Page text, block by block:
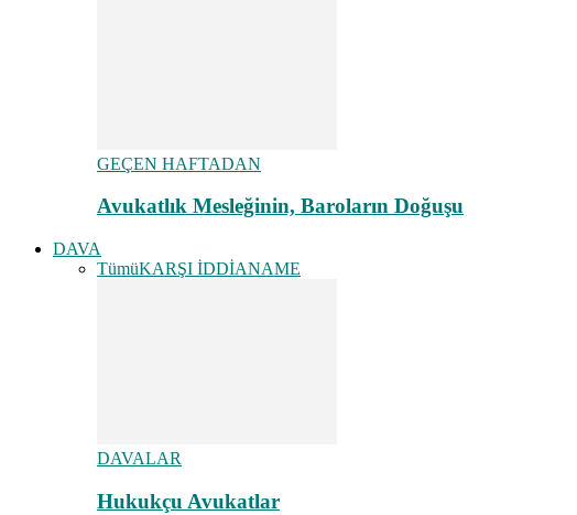
GEÇEN HAFTADAN
Avukatlık Mesleğinin, Baroların Doğuşu
DAVA
TümüKARŞI İDDİANAME
DAVALAR
Hukukçu Avukatlar